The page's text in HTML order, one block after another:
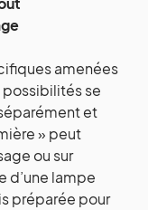
amenées
possibilités se
et
» peut
ou sur
d’une lampe
préparée pour